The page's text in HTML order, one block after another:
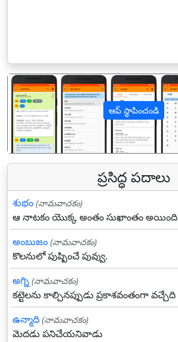
ఆప్ స్థాపించండి
पिछला
ప్రసిద్ధ పదాలు
శుభం (నామవాచకం)
ఆ నాటకం యొక్క అంతం సుఖాంతం అయింది
అంబుజం (నామవాచకం)
కొలనులో పుష్పించే పువ్వు.
అగ్ని (నామవాచకం)
కట్టెలను కాల్చినప్పుడు ప్రకాశవంతంగా వచ్చేది
ఉన్మాది (నామవాచకం)
మెదడు పనిచేయనివాడు